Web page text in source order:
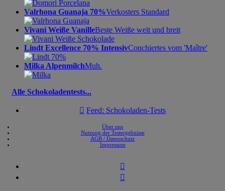
Valrhona Guanaja 70%Verkosters Standard
Vivani Weiße VanilleBeste Weiße weit und breit
Lindt Excellence 70% IntensivConchiertes vom 'Maître'
Milka AlpenmilchMuh.
Alle Schokoladentests...
 Feed: Schokoladen-Tests
Über uns
Nutzung der Testergebnisse
AGB / Datenschutz
Impressum

